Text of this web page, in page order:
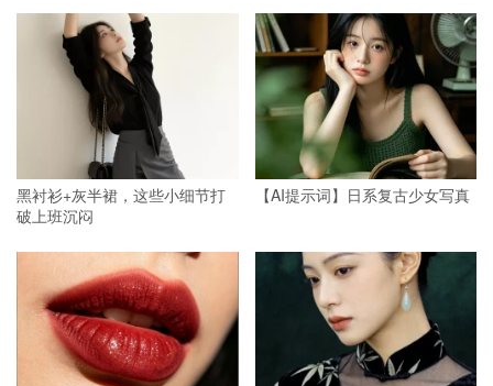
黑衬衫+灰半裙，这些小细节打
破上班沉闷
【AI提示词】日系复古少女写真